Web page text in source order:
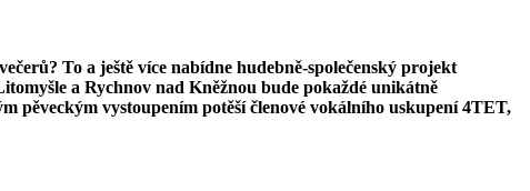
To a ještě více nabídne hudebně-společenský projekt
a Rychnov nad Kněžnou bude pokaždé unikátně
pěveckým vystoupením potěší členové vokálního uskupení 4TET,